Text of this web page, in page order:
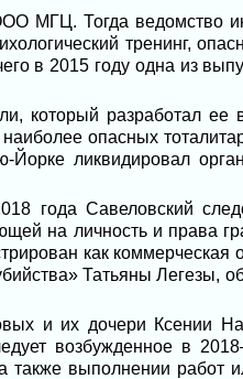
МГЦ. Тогда ведомство
тренинг,
в 2015 году одна из
который разработал ее
опасных
ликвидировал
года Савеловский
на личность и права
как коммерческая
Татьяны Легезы,
и их дочери Ксении
возбужденное в
также выполнении работ